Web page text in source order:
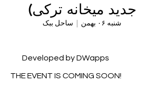
جدید میخانه ترکی)
شنبه ۰۶ بهمن
  |
ساحل ببک
THE EVENT IS COMING SOON!
Developed by DWapps